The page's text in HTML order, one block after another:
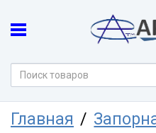
Главная